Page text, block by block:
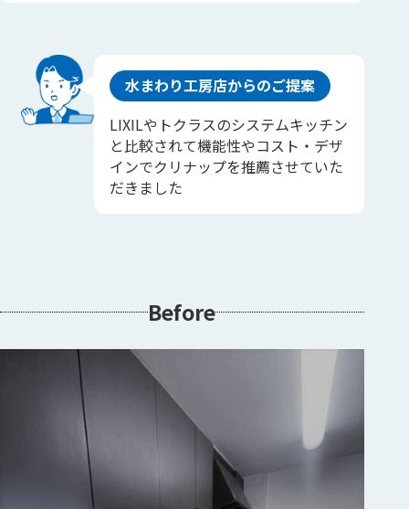
水まわり工房店からのご提案
LIXILやトクラスのシステムキッチン
と比較されて機能性やコスト・デザ
インでクリナップを推薦させていた
だきました
Before